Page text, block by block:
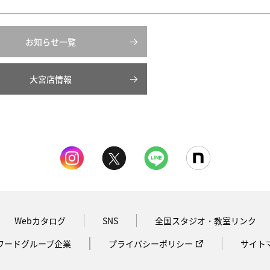
お知らせ一覧
大宮店情報
Webカタログ SNS
全国スタジオ・教室リンク
ードグループ企業
プライバシーポリシー サイト